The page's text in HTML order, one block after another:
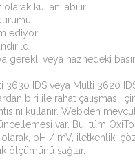
olarak kullanılabilir.
ediyor
gerekli veya haznedeki
3630 IDS veya Multi 3620
biri ile rahat çalışması
kullanır. Web’den
var. Bu, tüm
olarak, pH / mV, iletkenlik,
ölçümünü sağlar.